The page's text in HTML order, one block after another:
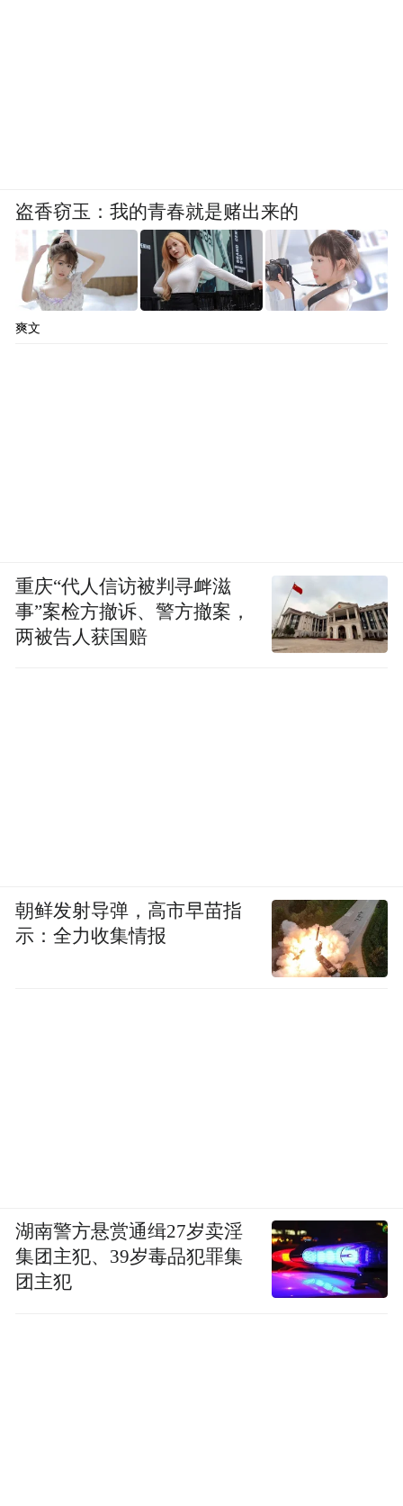
盗香窃玉：我的青春就是赌出来的
爽文
重庆“代人信访被判寻衅滋
事”案检方撤诉、警方撤案，
两被告人获国赔
朝鲜发射导弹，高市早苗指
示：全力收集情报
湖南警方悬赏通缉27岁卖淫
集团主犯、39岁毒品犯罪集
团主犯